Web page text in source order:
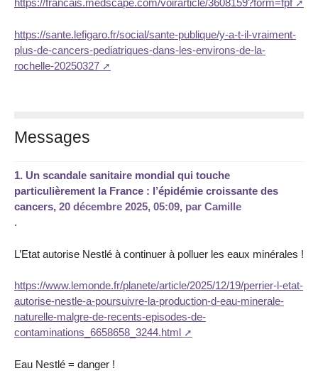
https://francais.medscape.com/voirarticle/3608159?form=fpf
https://sante.lefigaro.fr/social/sante-publique/y-a-t-il-vraiment-
plus-de-cancers-pediatriques-dans-les-environs-de-la-
rochelle-20250327
Messages
1. Un scandale sanitaire mondial qui touche
particulièrement la France : l’épidémie croissante des
cancers, 20 décembre 2025, 05:09, par Camille
.
L’Etat autorise Nestlé à continuer à polluer les eaux minérales !
https://www.lemonde.fr/planete/article/2025/12/19/perrier-l-etat-
autorise-nestle-a-poursuivre-la-production-d-eau-minerale-
naturelle-malgre-de-recents-episodes-de-
contaminations_6658658_3244.html
Eau Nestlé = danger !